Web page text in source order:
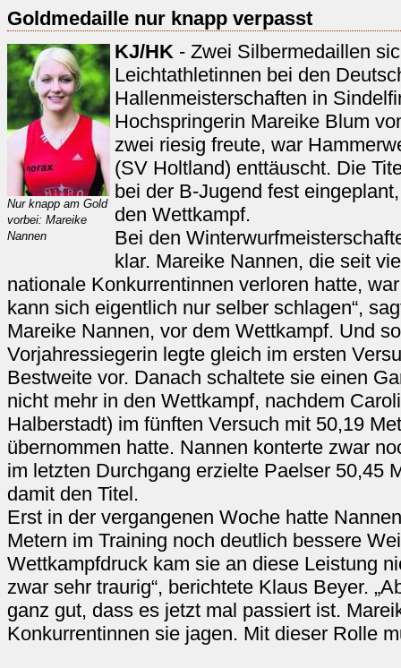
Goldmedaille nur knapp verpasst
Nur knapp am Gold
vorbei: Mareike
Nannen
KJ/HK - Zwei Silbermedaillen
Leichtathletinnen bei den
Hallenmeisterschaften in
Hochspringerin Mareike Blum
zwei riesig freute, war
(SV Holtland) enttäuscht. Die
bei der B-Jugend fest
den Wettkampf.
Bei den
klar. Mareike Nannen, die seit
nationale Konkurrentinnen verloren hatte,
kann sich eigentlich nur selber schlagen“,
Mareike Nannen, vor dem Wettkampf. Und
Vorjahressiegerin legte gleich im ersten
Bestweite vor. Danach schaltete sie einen
nicht mehr in den Wettkampf, nachdem
Halberstadt) im fünften Versuch mit 50,19
übernommen hatte. Nannen konterte zwar
im letzten Durchgang erzielte Paelser 50,45
damit den Titel.
Erst in der vergangenen Woche hatte
Metern im Training noch deutlich bessere
Wettkampfdruck kam sie an diese Leistung
zwar sehr traurig“, berichtete Klaus Beyer.
ganz gut, dass es jetzt mal passiert ist.
Konkurrentinnen sie jagen. Mit dieser Rolle